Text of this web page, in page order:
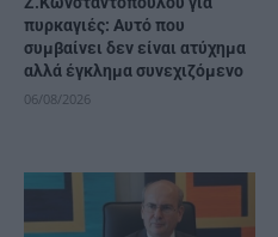
πυρκαγιές: Αυτό που
συμβαίνει δεν είναι ατύχημα
αλλά έγκλημα συνεχιζόμενο
06/08/2026